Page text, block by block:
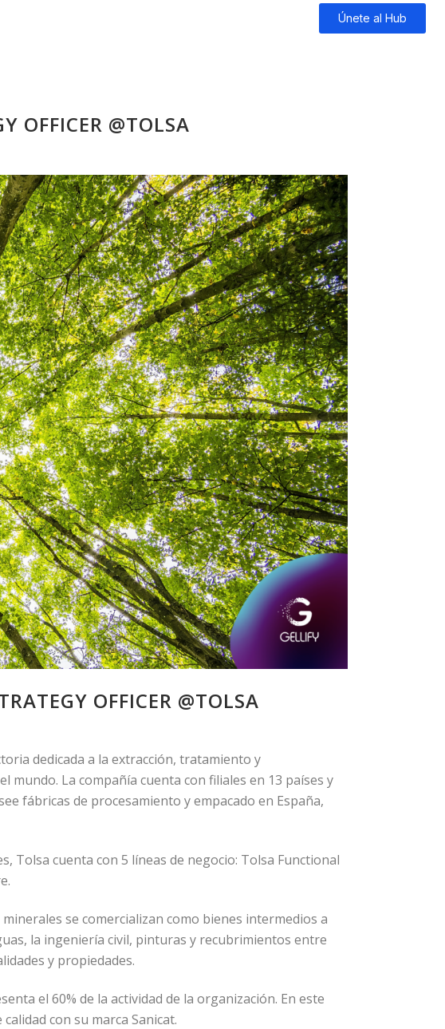
Únete al Hub
OFFICER @TOLSA
OFFICER @TOLSA
dedicada a la extracción, tratamiento y
mundo. La compañía cuenta con filiales en 13 países y
fábricas de procesamiento y empacado en España,
Tolsa cuenta con 5 líneas de negocio: Tolsa Functional
minerales se comercializan como bienes intermedios a
la ingeniería civil, pinturas y recubrimientos entre
y propiedades.
el 60% de la actividad de la organización. En este
con su marca Sanicat.